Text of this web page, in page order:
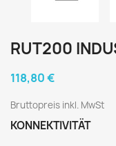
RUT200
118,80 €
Bruttopreis inkl. MwSt
KONNEKTIVITÄT